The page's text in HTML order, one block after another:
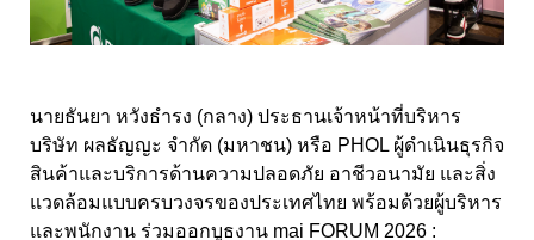
นายธันยา หวังธำรง (กลาง) ประธานเจ้าหน้าที่บริหาร
บริษัท ผลธัญญะ จำกัด (มหาชน) หรือ PHOL ผู้ดำเนินธุรกิจ
สินค้าและบริการด้านความปลอดภัย อาชีวอนามัย และสิ่ง
แวดล้อมแบบครบวงจรของประเทศไทย พร้อมด้วยผู้บริหาร
และพนักงาน ร่วมออกบูธงาน mai FORUM 2026 :